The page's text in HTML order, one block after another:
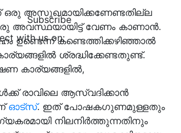
Subscribe
with us on:
ഒരു അസുഖമായിക്കണേണ്ടതില്ല
അവസ്ഥയായിട്ട് വേണം കാണാൻ.
ഉണ്ടെന്ന് കണ്ടെത്തിക്കഴിഞ്ഞാൽ
ശ്രദ്ധിക്കേണ്ടതുണ്ട്.
കാര്യങ്ങളിൽ,
രാവിലെ ആസ്വദിക്കാൻ
ഓട്‌സ്. ഇത് പോഷകഗുണമുള്ളതും
നിലനിർത്തുന്നതിനും